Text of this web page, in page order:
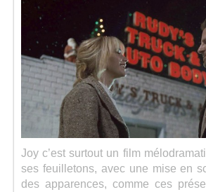
Joy c’est surtout un film
ses feuilletons, avec une mise en
des apparences, comme ces